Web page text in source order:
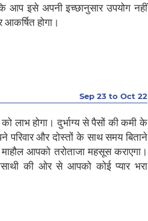
आप इसे अपनी इच्छानुसार उपयोग नहीं
होगा।
Sep 23 to Oct 22
लाभ होगा। दुर्भाग्य से पैसों की कमी के
और दोस्तों के साथ समय बिताने
आपको तरोताजा महसूस कराएगा।
की ओर से आपको कोई प्यार भरा